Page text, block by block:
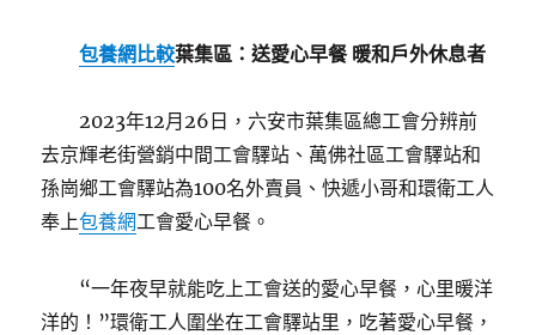
包養網比較葉集區：送愛心早餐 暖和戶外休息者
2023年12月26日，六安市葉集區總工會分辨前
去京輝老街營銷中間工會驛站、萬佛社區工會驛站和
孫崗鄉工會驛站為100名外賣員、快遞小哥和環衛工人
奉上包養網工會愛心早餐。
“一年夜早就能吃上工會送的愛心早餐，心里暖洋
洋的！”環衛工人圍坐在工會驛站里，吃著愛心早餐，